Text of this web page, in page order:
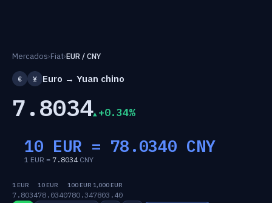
Mercados›Fiat›EUR / CNY
€ ¥ Euro → Yuan chino
7.8034 +0.34%
10 EUR = 78.0340 CNY
1 EUR = 7.8034CNY
1 EUR
7.8034
10 EUR
78.0340
100 EUR
780.34
1,000 EUR
7803.40